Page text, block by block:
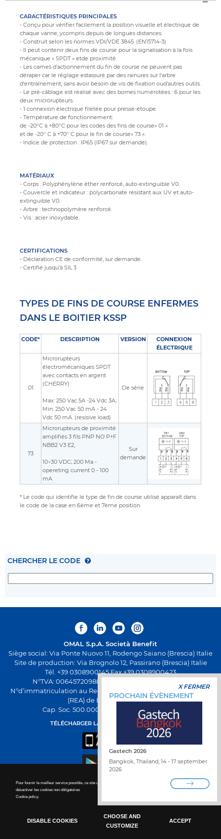
Pour fournir le meilleur service possible, ce site utilise des cookies. Pour plus de détails sur la manière de
désactiver les cookies non obligatoires
Cookie policy.
DISABLE COOKIES
CHOOSE AND
CUSTOMIZE
ACCEPT
CARACTÉRISTIQUES PRINCIPALES
- Conçu pour vérifier facilement la position visuelle et électrique de
chaque vanne, ycompris depuis de longues distances.
- Construit selon les normes VDI/VDE 3845. (EN15714-3)
- Il peut contenir deux fins de course pour la signalisation à la fois
mécanique « SPDT » etde proximité.
- Les cames d'actionnement du fin de course ne peuvent pas
déraper car le réglage estassuré par des rainures sur l'arbre
d’entraînement, sans avoir besoin de vis de fixation oud'autres outils.
- Le pré-câblage est réalisé avec des bornes numérotées : 6 pour les
deux microrupteurs.
- 1 connexion électrique filetée pour presse-étoupe.
- Température de fonctionnement:
de -20°C à +80°C pour les codes des fins de course« 01 »
et de -20° C à +70° C pour le fin de course« 73 ».
- Indice de protection : IP65 (IP67 sur demande).
MATÉRIAUX
- Corps : Polyphénylène éther renforcé, auto-extinguible V0.
- Couvercle et indicateur : polycarbonate résistant aux UV et auto-
extinguible V0.
- Arbre : technopolymère renforcé.
- Vis : acier inoxydable.
CERTIFICATIONS
- Déclaration CE de conformité, sur demande.
- Certifié jusqu'à SIL 3
TYPES DE FINS DE COURSE ENFERMES
DANS LE BOITIER KSSP
CODE* DESCRIPTION VERSION
CONNEXION
ÉLECTRIQUE
01
Microrupteurs
électromécaniques SPDT
avec contacts en argent
(CHERRY)
Max: 250 Vac 5A -24 Vdc 3A;
Min: 250 Vac 50 mA - 24
Vdc 50 mA. (resisive load)
De série
73
Microrupteurs de proximité
amplifiés 3 fils PNP NO P+F
NBB2 V3 E2,
10÷30 VDC; 200 Ma -
opereting current 0 - 100
mA
Sur
demande
* Le code qui identifie le type de fin de course utilisé apparaît dans
le code de la case en 6ème et 7ème position.
CHERCHER LE CODE
OMAL S.p.A. Società Benefit
Siège social: Via Ponte Nuovo 11, Rodengo Saiano (Brescia) Italie
Site de production: Via Brognolo 12, Passirano (Brescia) Italie
Tél. +39 0308900145 Fax +39 0308900423
N°TVA: 00645720988 - Fiscal Code: 01661640175 -
N°d’immatriculation au Registre Économique et Administratif
(REA) de Brescia BS-258271
Cap. Soc. 500.000,00€ entièrement versés
TÉLÉCHARGER LA NOUVELLE APPLI OMAL
TRAVAILLEZ AVEC NOUS
TROUVER UN DISTRIBUTEUR
POLITIQUE SUR LA PROTECTION DES DONNÉES
PERSONNELLES
X FERMER
PROCHAIN ÉVÈNEMENT
Gastech 2026
Bangkok, Thailand, 14 - 17 september
2026